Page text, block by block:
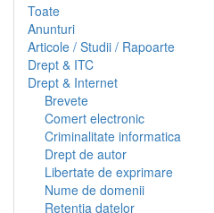
Toate
Anunturi
Articole / Studii / Rapoarte
Drept & ITC
Drept & Internet
Brevete
Comert electronic
Criminalitate informatica
Drept de autor
Libertate de exprimare
Nume de domenii
Retentia datelor